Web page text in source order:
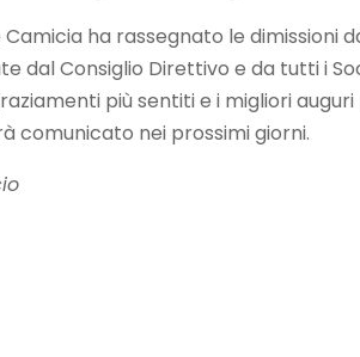
ha rassegnato le dimissioni
dal Consiglio Direttivo e da tutti i
più sentiti e i migliori
comunicato nei prossimi giorni.